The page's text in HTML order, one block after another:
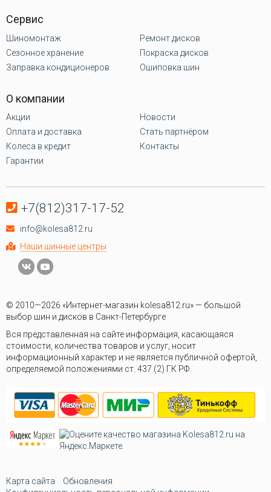
Сервис
Шиномонтаж
Сезонное хранение
Заправка кондиционеров
Ремонт дисков
Покраска дисков
Ошиповка шин
О компании
Акции
Оплата и доставка
Колеса в кредит
Гарантии
Новости
Стать партнёром
Контакты
+7(812)317-17-52
info@kolesa812.ru
Наши шинные центры
© 2010—2026 «Интернет-магазин kolesa812.ru» — большой
выбор шин и дисков в Санкт-Петербурге
Вся представленная на сайте информация, касающаяся
стоимости, количества товаров и услуг, носит
информационный характер и не является публичной офертой,
определяемой положениями ст. 437 (2) ГК РФ.
Карта сайта
Обновления